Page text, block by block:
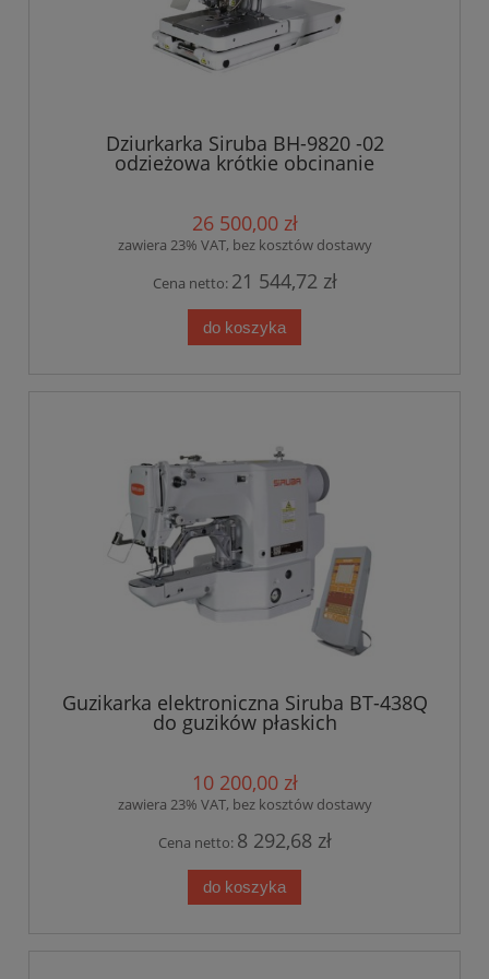
Dziurkarka Siruba BH-9820 -02
odzieżowa krótkie obcinanie
26 500,00 zł
zawiera 23% VAT, bez kosztów dostawy
Cena netto: 21 544,72 zł
do koszyka
Guzikarka elektroniczna Siruba BT-438Q
do guzików płaskich
10 200,00 zł
zawiera 23% VAT, bez kosztów dostawy
Cena netto: 8 292,68 zł
do koszyka